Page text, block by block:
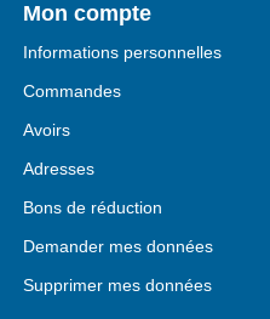
Mon compte
Informations personnelles
Commandes
Avoirs
Adresses
Bons de réduction
Demander mes données
Supprimer mes données